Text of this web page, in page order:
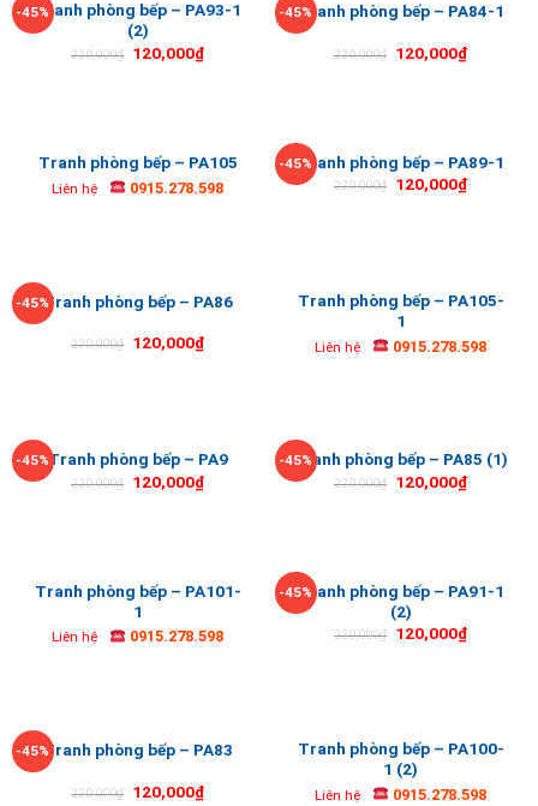
-45%Tranh phòng bếp – PA93-1
(2)
220,000₫ 120,000₫
-45%Tranh phòng bếp – PA84-1
220,000₫ 120,000₫
Tranh phòng bếp – PA105
Liên hệ 0915.278.598
-45%Tranh phòng bếp – PA89-1
220,000₫ 120,000₫
-45%Tranh phòng bếp – PA86
220,000₫ 120,000₫
Tranh phòng bếp – PA105-
1
Liên hệ 0915.278.598
-45%Tranh phòng bếp – PA9
220,000₫ 120,000₫
-45%Tranh phòng bếp – PA85 (1)
220,000₫ 120,000₫
Tranh phòng bếp – PA101-
1
Liên hệ 0915.278.598
-45%Tranh phòng bếp – PA91-1
(2)
220,000₫ 120,000₫
-45%Tranh phòng bếp – PA83
220,000₫ 120,000₫
Tranh phòng bếp – PA100-
1 (2)
Liên hệ 0915.278.598